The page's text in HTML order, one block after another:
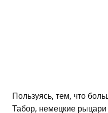
Пользуясь, тем, что
Табор, немецкие рыцари